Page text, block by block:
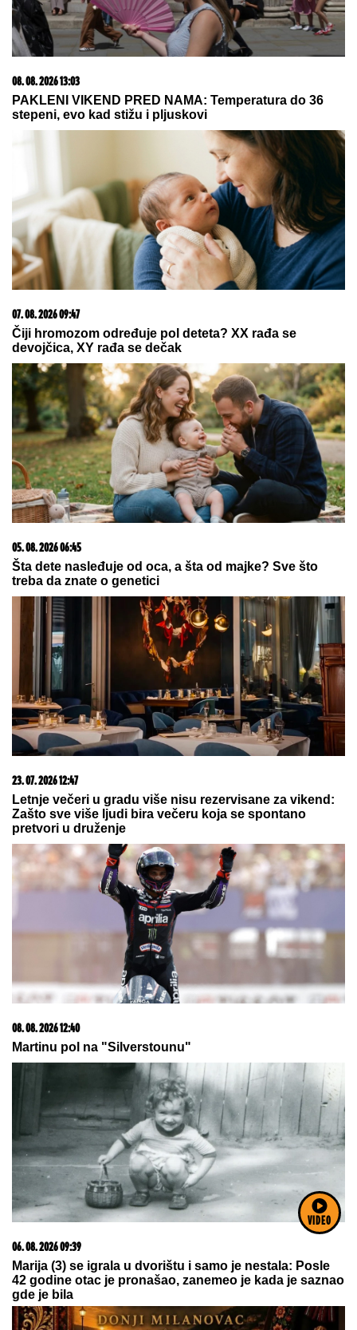
VIDEO
Komfor po meri klijenata: nova linija paketa ALTA
03. 08. 2026 13:23
Hibrid broj 1 koji osvaja Evropu, sada po specijalnoj
akcijskoj ceni od 19.990€ do 31.8.
08. 08. 2026 13:03
PAKLENI VIKEND PRED NAMA: Temperatura do 36
stepeni, evo kad stižu i pljuskovi
07. 08. 2026 09:47
Čiji hromozom određuje pol deteta? XX rađa se
devojčica, XY rađa se dečak
Šta dete nasleđuje od oca, a šta od majke? Sve što
treba da znate o genetici
23. 07. 2026 12:47